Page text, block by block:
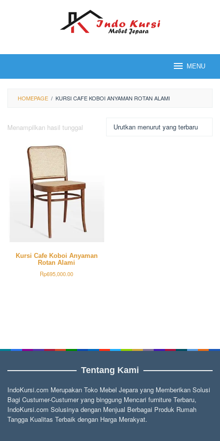
MENU
HOMEPAGE / KURSI CAFE KOBOI ANYAMAN ROTAN ALAMI
Menampilkan hasil tunggal
Kursi Cafe Koboi Anyaman
Rotan Alami
Rp695,000.00
Tentang Kami
IndoKursi.com Merupakan Toko Mebel Jepara yang Memberikan Solusi
Bagi Custumer-Custumer yang binggung Mencari furniture Terbaru,
IndoKursi.com Solusinya dengan Menjual Berbagai Produk Rumah
Tangga Kualitas Terbaik dengan Harga Merakyat.